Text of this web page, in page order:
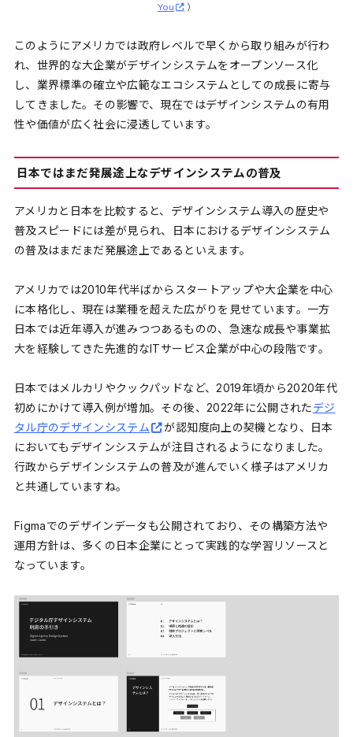
You
）
このようにアメリカでは政府レベルで早くから取り組みが行わ
れ、世界的な大企業がデザインシステムをオープンソース化
し、業界標準の確立や広範なエコシステムとしての成長に寄与
してきました。その影響で、現在ではデザインシステムの有用
性や価値が広く社会に浸透しています。
日本ではまだ発展途上なデザインシステムの普及
アメリカと日本を比較すると、デザインシステム導入の歴史や
普及スピードには差が見られ、日本におけるデザインシステム
の普及はまだまだ発展途上であるといえます。
アメリカでは2010年代半ばからスタートアップや大企業を中心
に本格化し、現在は業種を超えた広がりを見せています。一方
日本では近年導入が進みつつあるものの、急速な成長や事業拡
大を経験してきた先進的なITサービス企業が中心の段階です。
日本ではメルカリやクックパッドなど、2019年頃から2020年代
初めにかけて導入例が増加。その後、2022年に公開されたデジ
タル庁のデザインシステム
が認知度向上の契機となり、日本
においてもデザインシステムが注目されるようになりました。
行政からデザインシステムの普及が進んでいく様子はアメリカ
と共通していますね。
Figmaでのデザインデータも公開されており、その構築方法や
運用方針は、多くの日本企業にとって実践的な学習リソースと
なっています。